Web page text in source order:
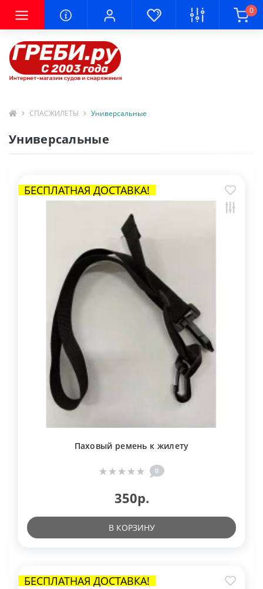
0
СПАСЖИЛЕТЫ Универсальные
Универсальные
БЕСПЛАТНАЯ ДОСТАВКА!
Паховый ремень к жилету
0
350р.
В КОРЗИНУ
БЕСПЛАТНАЯ ДОСТАВКА!